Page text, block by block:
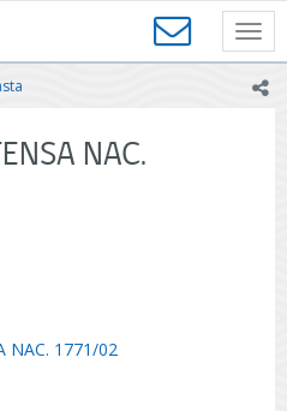
NAC.
NAC. 1771/02